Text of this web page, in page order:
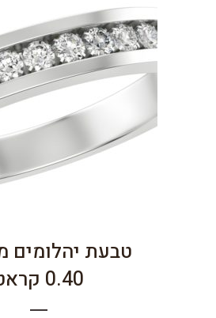
טבעת יהלומים
0.40 קראט